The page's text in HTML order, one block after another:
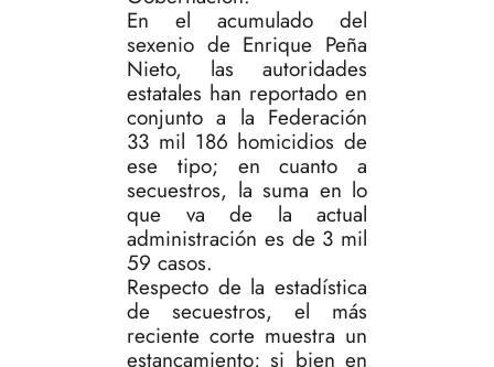
En el acumulado del
sexenio de Enrique Peña
Nieto, las autoridades
estatales han reportado en
conjunto a la Federación
33 mil 186 homicidios de
ese tipo; en cuanto a
secuestros, la suma en lo
que va de la actual
administración es de 3 mil
59 casos.
Respecto de la estadística
de secuestros, el más
reciente corte muestra un
estancamiento; si bien en